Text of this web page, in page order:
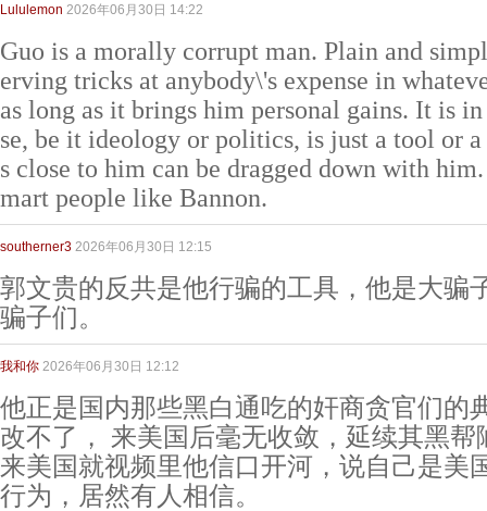
Lululemon 2026年06月30日 14:22
Guo is a morally corrupt man. Plain and
erving tricks at anybody\'s expense in
as long as it brings him personal gains. It is
se, be it ideology or politics, is just a tool or
s close to him can be dragged down with
mart people like Bannon.
southerner3 2026年06月30日 12:15
郭文贵的反共是他行骗的工具，他是大骗
骗子们。
我和你 2026年06月30日 12:12
他正是国内那些黑白通吃的奸商贪官们的
改不了， 来美国后毫无收敛，延续其黑
来美国就视频里他信口开河，说自己是美
行为，居然有人相信。